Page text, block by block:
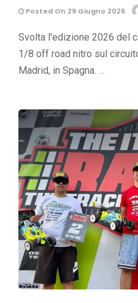
Posted On 29 Giugno 2026
Svolta l'edizione 2026 del
1/8 off road nitro sul
Madrid, in Spagna. …